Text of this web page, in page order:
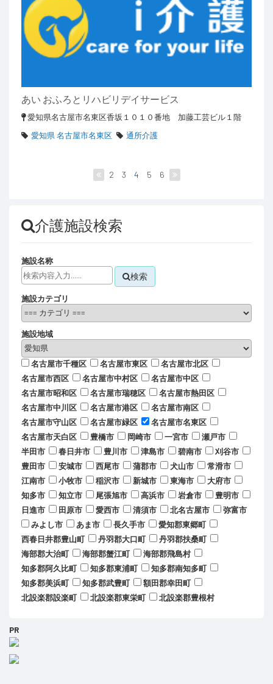
あい おふろとリハビリデイサービス
愛知県名古屋市名東区香坂１０１０番地 加藤工芸ビル１階
愛知県 名古屋市名東区
通所介護
2 3 4 5 6
介護施設検索
施設名称
検索
施設カテゴリ
施設地域
名古屋市千種区 名古屋市東区
名古屋市北区
名古屋市西区
名古屋市中村区
名古屋市中区
名古屋市昭和区
名古屋市瑞穂区
名古屋市熱田区
名古屋市中川区
名古屋市港区
名古屋市南区
名古屋市守山区
名古屋市緑区
名古屋市名東区
名古屋市天白区
豊橋市 岡崎市 一宮市
瀬戸市
半田市
春日井市 豊川市 津島市 碧南市
刈谷市
豊田市
安城市 西尾市 蒲郡市 犬山市
常滑市
江南市
小牧市 稲沢市 新城市 東海市
大府市
知多市
知立市 尾張旭市 高浜市 岩倉市
豊明市
日進市
田原市 愛西市 清須市 北名古屋市
弥富市
みよし市
あま市 長久手市
愛知郡東郷町
西春日井郡豊山町
丹羽郡大口町
丹羽郡扶桑町
海部郡大治町
海部郡蟹江町
海部郡飛島村
知多郡阿久比町
知多郡東浦町
知多郡南知多町
知多郡美浜町
知多郡武豊町
額田郡幸田町
北設楽郡設楽町
北設楽郡東栄町 北設楽郡豊根村
PR